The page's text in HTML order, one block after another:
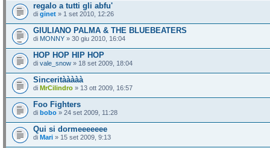
regalo a tutti gli abfu'
di ginet » 1 set 2010, 12:26
GIULIANO PALMA & THE BLUEBEATERS
di MONNY » 30 giu 2010, 16:04
HOP HOP HIP HOP
di vale_snow » 18 set 2009, 18:04
Sinceritààààà
di MrCilindro » 13 ott 2009, 16:57
Foo Fighters
di bobo » 24 set 2009, 11:28
Qui si dormeeeeeee
di Mari » 15 set 2009, 9:13